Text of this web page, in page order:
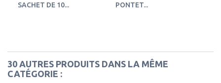
SACHET DE 10... PONTET...
30 AUTRES PRODUITS DANS LA MÊME
CATÉGORIE :